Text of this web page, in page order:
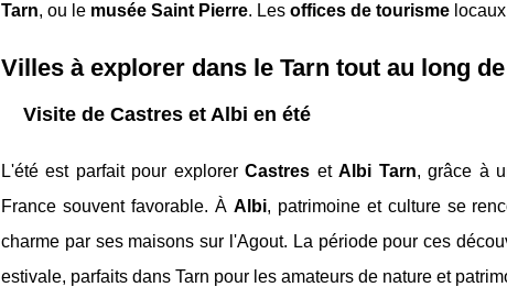
Tarn, ou le musée Saint Pierre. Les offices de tourisme
Villes à explorer dans le Tarn tout au long
Visite de Castres et Albi en été
L'été est parfait pour explorerCastres etAlbi Tarn, grâce à
France souvent favorable. À Albi, patrimoine et culture se
charme par ses maisons sur l'Agout. La période pour ces
estivale, parfaits dans Tarn pour les amateurs de nature et